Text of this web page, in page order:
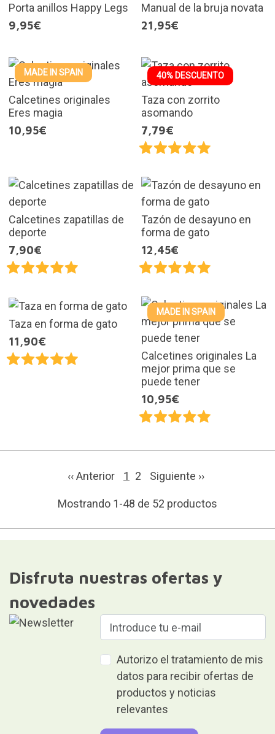
Porta anillos Happy Legs
9,95€
Manual de la bruja novata
21,95€
MADE IN SPAIN
Calcetines originales
Eres magia
10,95€
40% DESCUENTO
Taza con zorrito
asomando
7,79€
Calcetines zapatillas de
deporte
7,90€
Tazón de desayuno en
forma de gato
12,45€
Taza en forma de gato
11,90€
MADE IN SPAIN
Calcetines originales La
mejor prima que se
puede tener
10,95€
‹‹ Anterior 1 2 Siguiente ››
Mostrando 1-48 de 52 productos
Disfruta nuestras ofertas y
novedades
Autorizo el tratamiento de mis
datos para recibir ofertas de
productos y noticias
relevantes